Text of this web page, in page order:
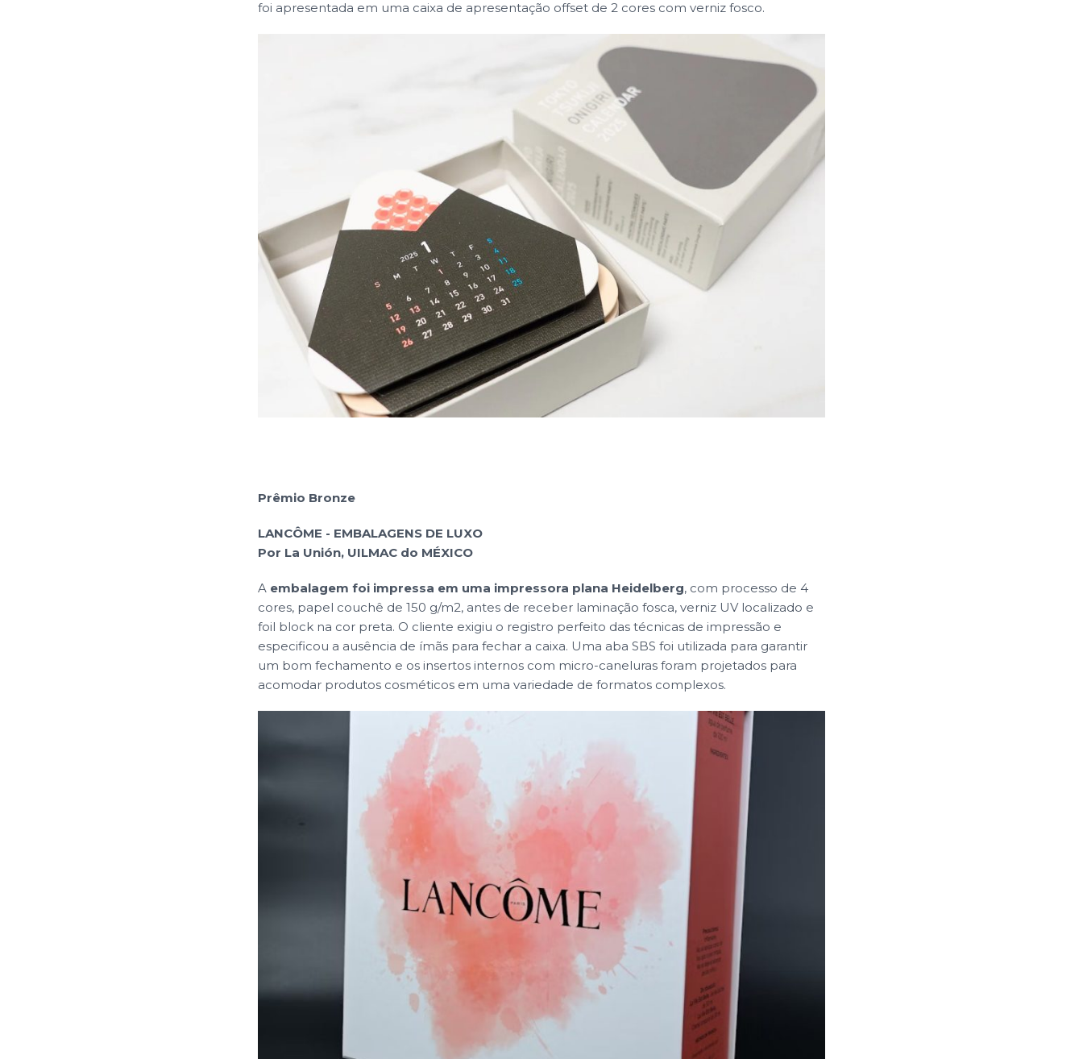
foi apresentada em uma caixa de apresentação offset de 2 cores com verniz fosco.
Prêmio Bronze
LANCÔME - EMBALAGENS DE LUXO
Por La Unión, UILMAC do MÉXICO
A embalagem foi impressa em uma impressora plana Heidelberg, com processo de 4
cores, papel couchê de 150 g/m2, antes de receber laminação fosca, verniz UV localizado e
foil block na cor preta. O cliente exigiu o registro perfeito das técnicas de impressão e
especificou a ausência de ímãs para fechar a caixa. Uma aba SBS foi utilizada para garantir
um bom fechamento e os insertos internos com micro-caneluras foram projetados para
acomodar produtos cosméticos em uma variedade de formatos complexos.